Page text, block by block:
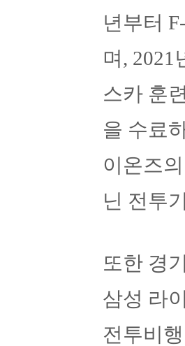
년부터
며,
스카 훈
을 수료
이온즈
닌 전투
또한 경
삼성 라
전투비